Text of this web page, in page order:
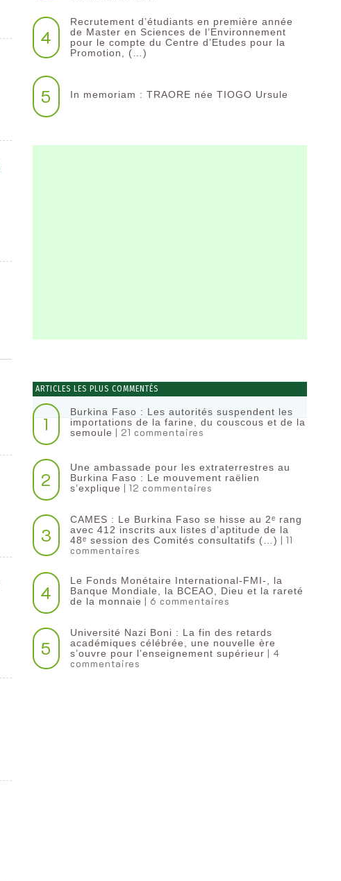
4
Recrutement d’étudiants en première année
de Master en Sciences de l’Environnement
pour le compte du Centre d’Etudes pour la
Promotion, (…)
5 In memoriam : TRAORE née TIOGO Ursule
ARTICLES LES PLUS COMMENTÉS
1
Burkina Faso : Les autorités suspendent les
importations de la farine, du couscous et de la
semoule | 21 commentaires
2
Une ambassade pour les extraterrestres au
Burkina Faso : Le mouvement raëlien
s’explique | 12 commentaires
3
CAMES : Le Burkina Faso se hisse au 2ᵉ rang
avec 412 inscrits aux listes d’aptitude de la
48ᵉ session des Comités consultatifs (…) | 11
commentaires
4
Le Fonds Monétaire International-FMI-, la
Banque Mondiale, la BCEAO, Dieu et la rareté
de la monnaie | 6 commentaires
5
Université Nazi Boni : La fin des retards
académiques célébrée, une nouvelle ère
s’ouvre pour l’enseignement supérieur | 4
commentaires